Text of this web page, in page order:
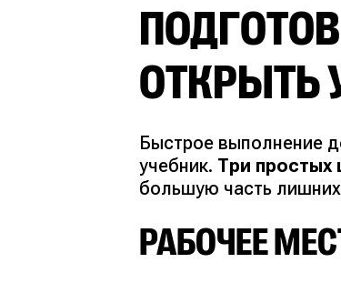
ОТКРЫТЬ
Быстрое выполнение
учебник. Три простых
большую часть
РАБОЧЕЕ